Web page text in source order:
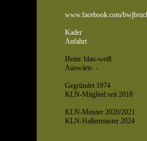
www.facebook.com/
Kader
Anfahrt
Heim: blau-weiß
Auswärts: -
Gegründet 1974
KLN-Mitglied seit 2018
KLN-Meister 2020/2021
KLN-Hallenmaster 2024